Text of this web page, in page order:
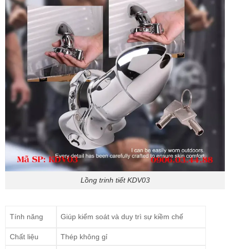
Lồng trinh tiết KDV03
Tính năng Giúp kiểm soát và duy trì sự kiềm chế
Chất liệu Thép không gỉ